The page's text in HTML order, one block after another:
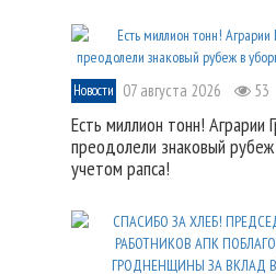
Новости 07 августа 2026 53
Есть миллион тонн! Аграрии
преодолели знаковый
учетом рапса!